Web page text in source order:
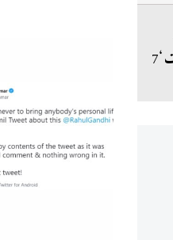
بارش‘ زمین کھسکنے کے واقعات ‘7